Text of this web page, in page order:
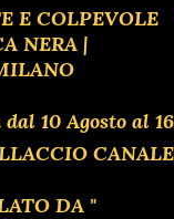
E COLPEVOLE
NERA |
10 Agosto al 16
CANALE
DA "